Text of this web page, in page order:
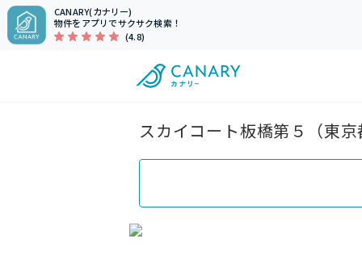
CANARY(カナリー)
物件をアプリでサクサク検索！
(4.8)
スカイコート板橋第５（東